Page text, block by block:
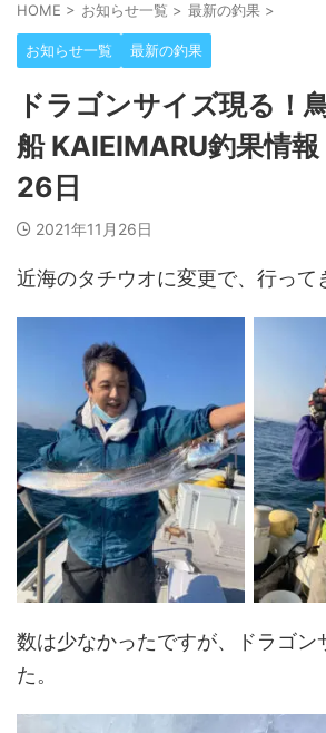
HOME > お知らせ一覧 > 最新の釣果 >
お知らせ一覧 最新の釣果
ドラゴンサイズ現る！
船 KAIEIMARU釣果情報
26日
2021年11月26日
近海のタチウオに変更で、行って
数は少なかったですが、ドラゴン
た。